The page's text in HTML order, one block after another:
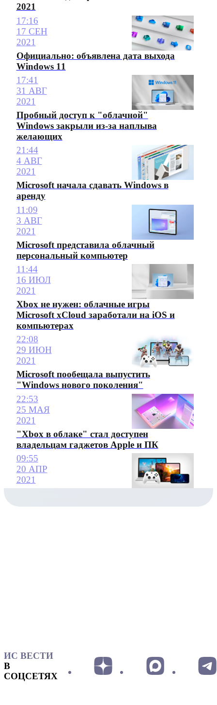
2021
17:16
17 СЕН
2021
Официально: объявлена дата выхода
Windows 11
17:41
31 АВГ
2021
Пробный доступ к "облачной"
Windows закрыли из-за наплыва
желающих
21:44
4 АВГ
2021
Microsoft начала сдавать Windows в
аренду
11:09
3 АВГ
2021
Microsoft представила облачный
персональный компьютер
11:44
16 ИЮЛ
2021
Xbox не нужен: облачные игры
Microsoft xCloud заработали на iOS и
компьютерах
22:08
29 ИЮН
2021
Microsoft пообещала выпустить
"Windows нового поколения"
22:53
25 МАЯ
2021
"Xbox в облаке" стал доступен
владельцам гаджетов Apple и ПК
09:55
20 АПР
2021
ИС ВЕСТИ
В
СОЦСЕТЯХ